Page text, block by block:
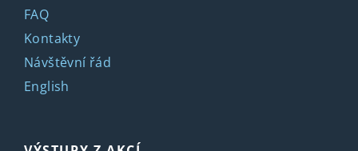
FAQ
Kontakty
Návštěvní řád
English